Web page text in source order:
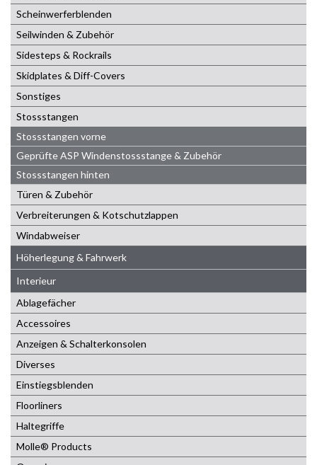
Scheinwerferblenden
Seilwinden & Zubehör
Sidesteps & Rockrails
Skidplates & Diff-Covers
Sonstiges
Stossstangen
Stossstangen vorne
Geprüfte ASP Windenstossstange & Zubehör
Stossstangen hinten
Türen & Zubehör
Verbreiterungen & Kotschutzlappen
Windabweiser
Höherlegung & Fahrwerk
Interieur
Ablagefächer
Accessoires
Anzeigen & Schalterkonsolen
Diverses
Einstiegsblenden
Floorliners
Haltegriffe
Molle® Products